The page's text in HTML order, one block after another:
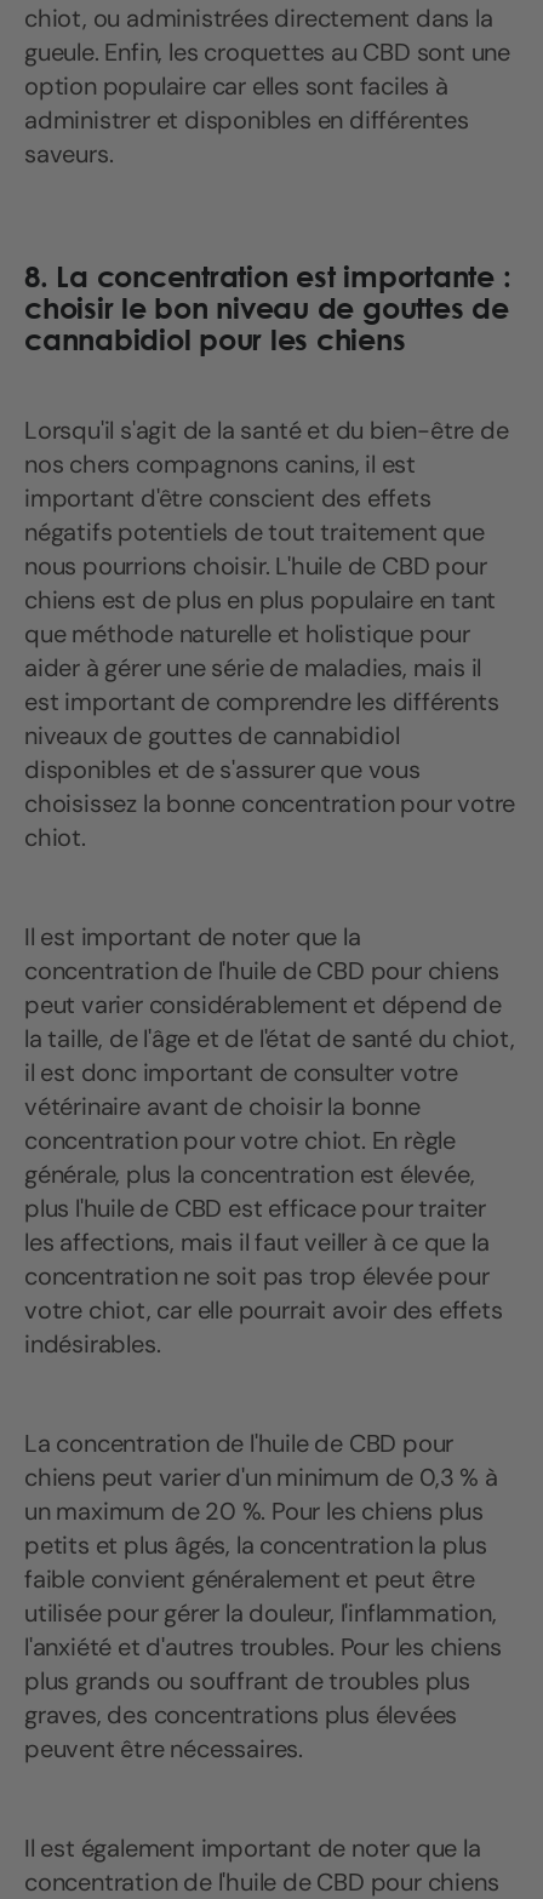
chiot, ou administrées directement dans la
gueule. Enfin, les croquettes au CBD sont une
option populaire car elles sont faciles à
administrer et disponibles en différentes
saveurs.
8. La concentration est importante :
choisir le bon niveau de gouttes de
cannabidiol pour les chiens
Lorsqu'il s'agit de la santé et du bien-être de
nos chers compagnons canins, il est
important d'être conscient des effets
négatifs potentiels de tout traitement que
nous pourrions choisir. L'huile de CBD pour
chiens est de plus en plus populaire en tant
que méthode naturelle et holistique pour
aider à gérer une série de maladies, mais il
est important de comprendre les différents
niveaux de gouttes de cannabidiol
disponibles et de s'assurer que vous
choisissez la bonne concentration pour votre
chiot.
Il est important de noter que la
concentration de l'huile de CBD pour chiens
peut varier considérablement et dépend de
la taille, de l'âge et de l'état de santé du chiot,
il est donc important de consulter votre
vétérinaire avant de choisir la bonne
concentration pour votre chiot. En règle
générale, plus la concentration est élevée,
plus l'huile de CBD est efficace pour traiter
les affections, mais il faut veiller à ce que la
concentration ne soit pas trop élevée pour
votre chiot, car elle pourrait avoir des effets
indésirables.
La concentration de l'huile de CBD pour
chiens peut varier d'un minimum de 0,3 % à
un maximum de 20 %. Pour les chiens plus
petits et plus âgés, la concentration la plus
faible convient généralement et peut être
utilisée pour gérer la douleur, l'inflammation,
l'anxiété et d'autres troubles. Pour les chiens
plus grands ou souffrant de troubles plus
graves, des concentrations plus élevées
peuvent être nécessaires.
Il est également important de noter que la
concentration de l'huile de CBD pour chiens